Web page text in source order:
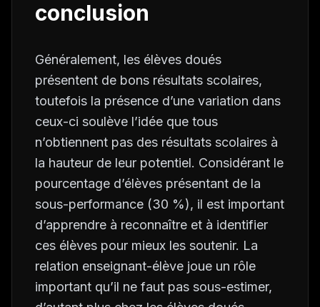
conclusion
Généralement, les élèves doués
présentent de bons résultats scolaires,
toutefois la présence d’une variation dans
ceux-ci soulève l’idée que tous
n’obtiennent pas des résultats scolaires à
la hauteur de leur potentiel. Considérant le
pourcentage d’élèves présentant de la
sous-performance (30 %), il est important
d’apprendre à reconnaître et à identifier
ces élèves pour mieux les soutenir. La
relation enseignant-élève joue un rôle
important qu’il ne faut pas sous-estimer,